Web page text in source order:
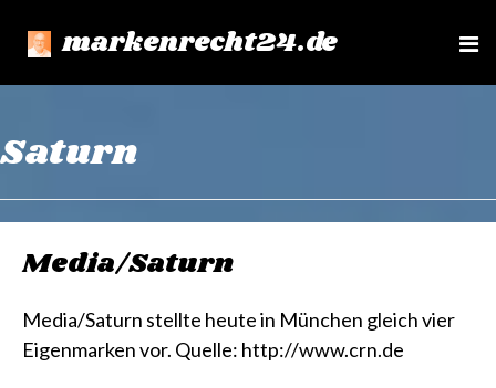
markenrecht24.de
e
Saturn
Media/Saturn
Media/Saturn stellte heute in München gleich vier
Eigenmarken vor. Quelle: http://www.crn.de